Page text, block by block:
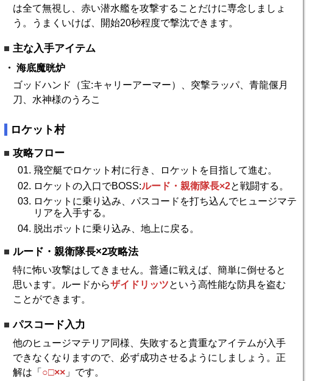
は全て無視し、赤い潜水艦を攻撃することだけに専念しましょ
う。うまくいけば、開始20秒程度で撃沈できます。
主な入手アイテム
海底魔晄炉
ゴッドハンド（宝:キャリーアーマー）、突撃ラッパ、青龍偃月
刀、水神様のうろこ
ロケット村
攻略フロー
飛空艇でロケット村に行き、ロケットを目指して進む。
ロケットの入口でBOSS:ルード・親衛隊長×2と戦闘する。
ロケットに乗り込み、パスコードを打ち込んでヒュージマテ
リアを入手する。
脱出ポットに乗り込み、地上に戻る。
ルード・親衛隊長×2攻略法
特に怖い攻撃はしてきません。普通に戦えば、簡単に倒せると
思います。ルードからザイドリッツという高性能な防具を盗む
ことができます。
パスコード入力
他のヒュージマテリア同様、失敗すると貴重なアイテムが入手
できなくなりますので、必ず成功させるようにしましょう。正
解は「 ○□×× 」です。